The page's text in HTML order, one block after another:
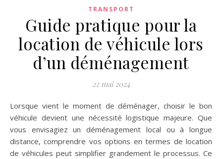
TRANSPORT
Guide pratique pour la
location de véhicule lors
d’un déménagement
22 mai 2024
Lorsque vient le moment de déménager, choisir le bon
véhicule devient une nécessité logistique majeure. Que
vous envisagiez un déménagement local ou à longue
distance, comprendre vos options en termes de location
de véhicules peut simplifier grandement le processus. Ce